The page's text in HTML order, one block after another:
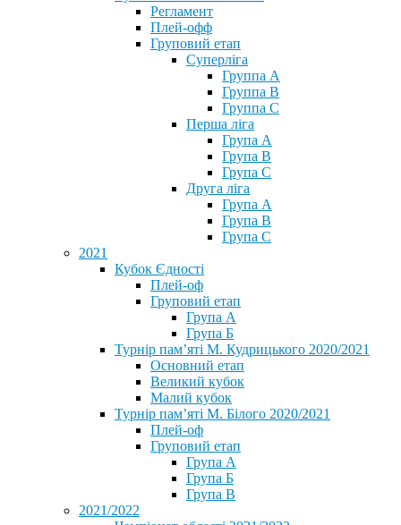
Регламент
Плей-офф
Груповий етап
Суперліга
Группа A
Группа B
Группа C
Перша ліга
Група A
Група B
Група C
Друга ліга
Група A
Група B
Група C
2021
Кубок Єдності
Плей-оф
Груповий етап
Група А
Група Б
Турнір пам’яті М. Кудрицького 2020/2021
Основний етап
Великий кубок
Малий кубок
Турнір пам’яті М. Білого 2020/2021
Плей-оф
Груповий етап
Група А
Група Б
Група В
2021/2022